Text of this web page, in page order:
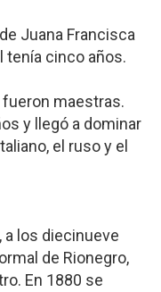
Juana Francisca
tenía cinco años.
maestras.
y llegó a dominar
el ruso y el
a los diecinueve
de Rionegro,
En 1880 se